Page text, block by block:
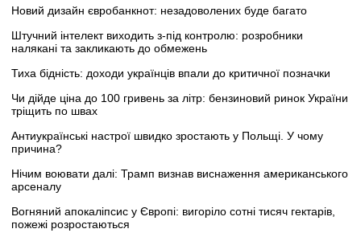
Новий дизайн євробанкнот: незадоволених буде багато
Штучний інтелект виходить з-під контролю: розробники
налякані та закликають до обмежень
Тиха бідність: доходи українців впали до критичної позначки
Чи дійде ціна до 100 гривень за літр: бензиновий ринок України
тріщить по швах
Антиукраїнські настрої швидко зростають у Польщі. У чому
причина?
Нічим воювати далі: Трамп визнав виснаження американського
арсеналу
Вогняний апокаліпсис у Європі: вигоріло сотні тисяч гектарів,
пожежі розростаються